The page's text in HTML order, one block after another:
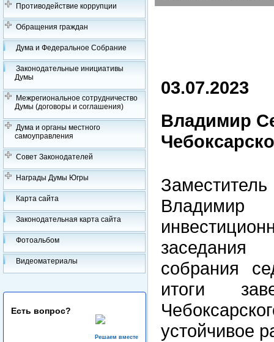
Противодействие коррупции
Обращения граждан
Дума и Федеральное Собрание
Законодательные инициативы
Думы
Межрегиональное сотрудничество
Думы (договоры и соглашения)
Дума и органы местного
самоуправления
Совет Законодателей
Награды Думы Югры
Карта сайта
Законодательная карта сайта
Фотоальбом
Видеоматериалы
Есть вопрос?
Решаем вместе
03.07.2023
Владимир
заседания
собрания
итоги
устойчивое